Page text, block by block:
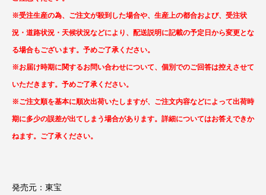
※受注生産の為、ご注文が殺到した場合や、生産上の都合および、受注状
況・道路状況・天候状況などにより、配送説明に記載の予定日から変更とな
る場合もございます。予めご了承ください。
※お届け時期に関するお問い合わせについて、個別でのご回答は控えさせて
いただきます。予めご了承ください。
※ご注文順を基本に順次出荷いたしますが、ご注文内容などによって出荷時
期に多少の誤差が出てしまう場合があります。詳細についてはお答えできか
ねます。ご了承ください。
発売元：東宝